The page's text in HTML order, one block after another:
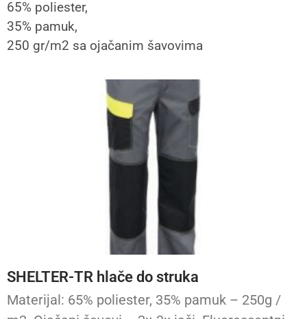
65% poliester,
35% pamuk,
250 gr/m2 sa ojačanim šavovima
SHELTER-TR hlače do struka
Materijal: 65% poliester, 35% pamuk – 250g /